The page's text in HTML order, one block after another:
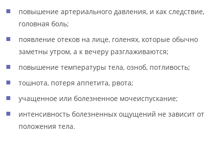
повышение артериального давления, и как следствие,
головная боль;
появление отеков на лице, голенях, которые обычно
заметны утром, а к вечеру разглаживаются;
повышение температуры тела, озноб, потливость;
тошнота, потеря аппетита, рвота;
учащенное или болезненное мочеиспускание;
интенсивность болезненных ощущений не зависит от
положения тела.